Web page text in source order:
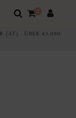
0
(AT) · ÜBER 43.000